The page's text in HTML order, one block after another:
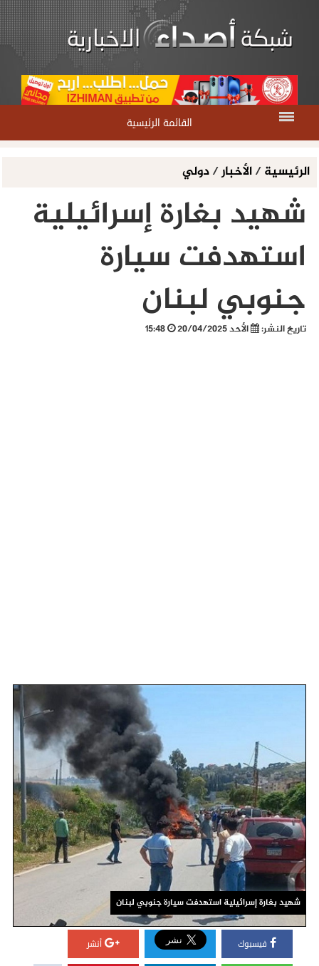
القائمة الرئيسية
الرئيسية/الأخبار/دولي
شهيد بغارة إسرائيلية
استهدفت سيارة
جنوبي لبنان
تاريخ النشر: الأحد 20/04/2025
شهيد بغارة إسرائيلية استهدفت سيارة جنوبي لبنان
فيسبوك أنشر